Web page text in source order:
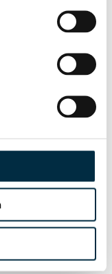
Vollständiges